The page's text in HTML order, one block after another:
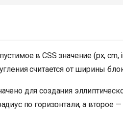
в CSS значение (px, cm,
считается от ширины
для создания
по горизонтали, а второе